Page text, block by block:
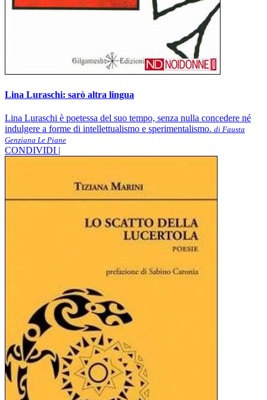
Lina Luraschi: sarò altra lingua
Lina Luraschi è poetessa del suo tempo, senza nulla concedere né
indulgere a forme di intellettualismo e sperimentalismo. di Fausta
Genziana Le Piane
CONDIVIDI |